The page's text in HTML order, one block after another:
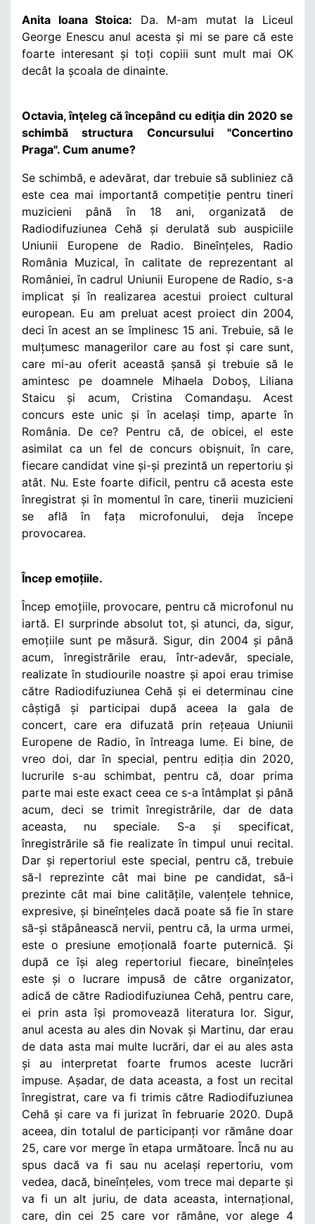
Anita Ioana Stoica:
Da. M-am mutat la Liceul
George Enescu anul acesta și mi se pare că este
foarte interesant și toți copiii sunt mult mai OK
decât la școala de dinainte.
Octavia, înţeleg că începând cu ediţia din 2020 se
schimbă structura Concursului "Concertino
Praga". Cum anume?
Se schimbă, e adevărat, dar trebuie să subliniez că
este cea mai importantă competiție pentru tineri
muzicieni până în 18 ani, organizată de
Radiodifuziunea Cehă și derulată sub auspiciile
Uniunii Europene de Radio. Bineînțeles, Radio
România Muzical, în calitate de reprezentant al
României, în cadrul Uniunii Europene de Radio, s-a
implicat și în realizarea acestui proiect cultural
european. Eu am preluat acest proiect din 2004,
deci în acest an se împlinesc 15 ani. Trebuie, să le
mulțumesc managerilor care au fost și care sunt,
care mi-au oferit această șansă și trebuie să le
amintesc pe doamnele Mihaela Doboș, Liliana
Staicu și acum, Cristina Comandașu. Acest
concurs este unic și în același timp, aparte în
România. De ce? Pentru că, de obicei, el este
asimilat ca un fel de concurs obișnuit, în care,
fiecare candidat vine și-și prezintă un repertoriu și
atât. Nu. Este foarte dificil, pentru că acesta este
înregistrat și în momentul în care, tinerii muzicieni
se află în fața microfonului, deja începe
provocarea.
Încep emoțiile.
Încep emoțiile, provocare, pentru că microfonul nu
iartă. El surprinde absolut tot, și atunci, da, sigur,
emoțiile sunt pe măsură. Sigur, din 2004 și până
acum, înregistrările erau, într-adevăr, speciale,
realizate în studiourile noastre și apoi erau trimise
către Radiodifuziunea Cehă și ei determinau cine
câștigă și participai după aceea la gala de
concert, care era difuzată prin rețeaua Uniunii
Europene de Radio, în întreaga lume. Ei bine, de
vreo doi, dar în special, pentru ediția din 2020,
lucrurile s-au schimbat, pentru că, doar prima
parte mai este exact ceea ce s-a întâmplat și până
acum, deci se trimit înregistrările, dar de data
aceasta, nu speciale. S-a și specificat,
înregistrările să fie realizate în timpul unui recital.
Dar și repertoriul este special, pentru că, trebuie
să-l reprezinte cât mai bine pe candidat, să-i
prezinte cât mai bine calitățile, valențele tehnice,
expresive, și bineînțeles dacă poate să fie în stare
să-și stăpânească nervii, pentru că, la urma urmei,
este o presiune emoțională foarte puternică. Și
după ce își aleg repertoriul fiecare, bineînțeles
este și o lucrare impusă de către organizator,
adică de către Radiodifuziunea Cehă, pentru care,
ei prin asta își promovează literatura lor. Sigur,
anul acesta au ales din Novak și Martinu, dar erau
de data asta mai multe lucrări, dar ei au ales asta
și au interpretat foarte frumos aceste lucrări
impuse. Așadar, de data aceasta, a fost un recital
înregistrat, care va fi trimis către Radiodifuziunea
Cehă și care va fi jurizat în februarie 2020. După
aceea, din totalul de participanți vor rămâne doar
25, care vor merge în etapa următoare. Încă nu au
spus dacă va fi sau nu același repertoriu, vom
vedea, dacă, bineînțeles, vom trece mai departe și
va fi un alt juriu, de data aceasta, internațional,
care, din cei 25 care vor rămâne, vor alege 4